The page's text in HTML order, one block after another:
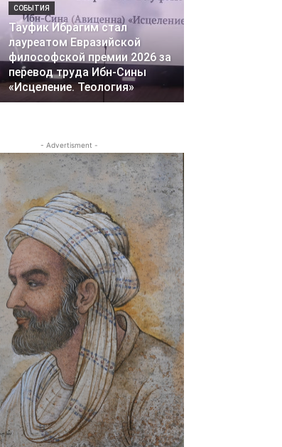
СОБЫТИЯ
Тауфик Ибрагим стал
лауреатом Евразийской
философской премии 2026 за
перевод труда Ибн-Сины
«Исцеление. Теология»
- Advertisment -